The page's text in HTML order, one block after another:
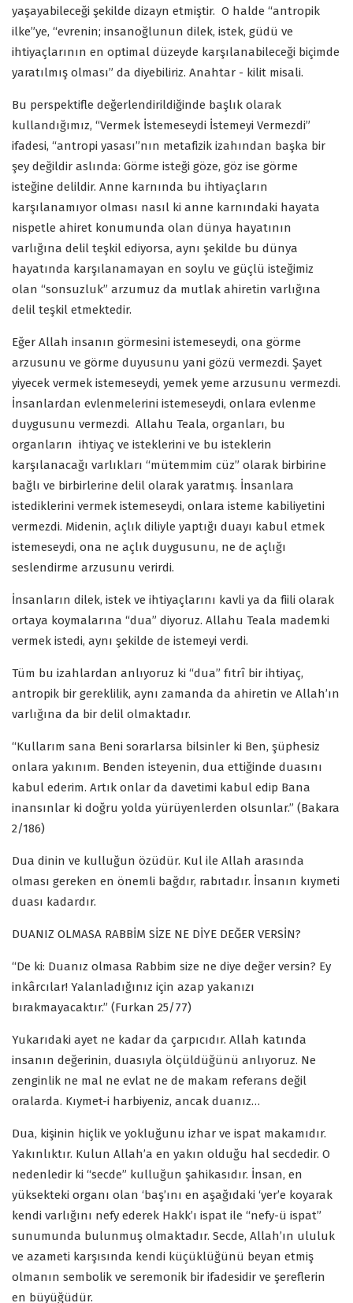
yaşayabileceği şekilde dizayn etmiştir. O halde “antropik
ilke”ye, “evrenin; insanoğlunun dilek, istek, güdü ve
ihtiyaçlarının en optimal düzeyde karşılanabileceği biçimde
yaratılmış olması” da diyebiliriz. Anahtar - kilit misali.
Bu perspektifle değerlendirildiğinde başlık olarak
kullandığımız, “Vermek İstemeseydi İstemeyi Vermezdi”
ifadesi, “antropi yasası”nın metafizik izahından başka bir
şey değildir aslında: Görme isteği göze, göz ise görme
isteğine delildir. Anne karnında bu ihtiyaçların
karşılanamıyor olması nasıl ki anne karnındaki hayata
nispetle ahiret konumunda olan dünya hayatının
varlığına delil teşkil ediyorsa, aynı şekilde bu dünya
hayatında karşılanamayan en soylu ve güçlü isteğimiz
olan “sonsuzluk” arzumuz da mutlak ahiretin varlığına
delil teşkil etmektedir.
Eğer Allah insanın görmesini istemeseydi, ona görme
arzusunu ve görme duyusunu yani gözü vermezdi. Şayet
yiyecek vermek istemeseydi, yemek yeme arzusunu vermezdi.
İnsanlardan evlenmelerini istemeseydi, onlara evlenme
duygusunu vermezdi. Allahu Teala, organları, bu
organların ihtiyaç ve isteklerini ve bu isteklerin
karşılanacağı varlıkları “mütemmim cüz” olarak birbirine
bağlı ve birbirlerine delil olarak yaratmış. İnsanlara
istediklerini vermek istemeseydi, onlara isteme kabiliyetini
vermezdi. Midenin, açlık diliyle yaptığı duayı kabul etmek
istemeseydi, ona ne açlık duygusunu, ne de açlığı
seslendirme arzusunu verirdi.
İnsanların dilek, istek ve ihtiyaçlarını kavli ya da fiili olarak
ortaya koymalarına “dua” diyoruz. Allahu Teala mademki
vermek istedi, aynı şekilde de istemeyi verdi.
Tüm bu izahlardan anlıyoruz ki “dua” fıtrî bir ihtiyaç,
antropik bir gereklilik, aynı zamanda da ahiretin ve Allah’ın
varlığına da bir delil olmaktadır.
“Kullarım sana Beni sorarlarsa bilsinler ki Ben, şüphesiz
onlara yakınım. Benden isteyenin, dua ettiğinde duasını
kabul ederim. Artık onlar da davetimi kabul edip Bana
inansınlar ki doğru yolda yürüyenlerden olsunlar.” (Bakara
2/186)
Dua dinin ve kulluğun özüdür. Kul ile Allah arasında
olması gereken en önemli bağdır, rabıtadır. İnsanın kıymeti
duası kadardır.
DUANIZ OLMASA RABBİM SİZE NE DİYE DEĞER VERSİN?
“De ki: Duanız olmasa Rabbim size ne diye değer versin? Ey
inkârcılar! Yalanladığınız için azap yakanızı
bırakmayacaktır.” (Furkan 25/77)
Yukarıdaki ayet ne kadar da çarpıcıdır. Allah katında
insanın değerinin, duasıyla ölçüldüğünü anlıyoruz. Ne
zenginlik ne mal ne evlat ne de makam referans değil
oralarda. Kıymet-i harbiyeniz, ancak duanız…
Dua, kişinin hiçlik ve yokluğunu izhar ve ispat makamıdır.
Yakınlıktır. Kulun Allah’a en yakın olduğu hal secdedir. O
nedenledir ki “secde” kulluğun şahikasıdır. İnsan, en
yüksekteki organı olan ‘baş’ını en aşağıdaki ‘yer’e koyarak
kendi varlığını nefy ederek Hakk’ı ispat ile “nefy-ü ispat”
sunumunda bulunmuş olmaktadır. Secde, Allah’ın ululuk
ve azameti karşısında kendi küçüklüğünü beyan etmiş
olmanın sembolik ve seremonik bir ifadesidir ve şereflerin
en büyüğüdür.